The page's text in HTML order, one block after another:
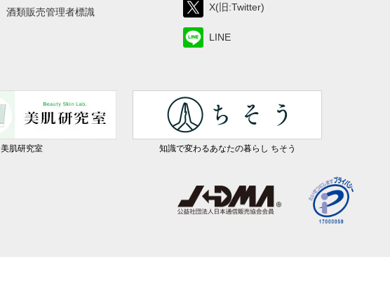
酒類販売管理者標識
X(旧:Twitter)
LINE
美肌研究室 知識で変わるあなたの暮らし ちそう